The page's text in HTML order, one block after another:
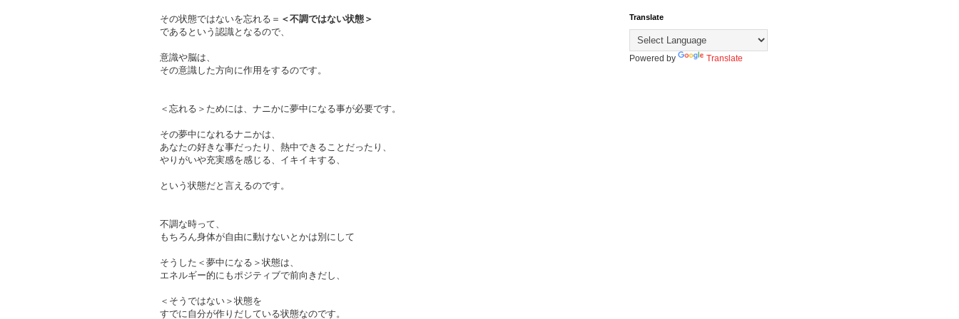
その状態ではないを忘れる＝ ＜不調ではない状態＞
であるという認識となるので、
意識や脳は、
その意識した方向に作用をするのです。
＜忘れる＞ためには、ナニかに夢中になる事が必要です。
その夢中になれるナニかは、
あなたの好きな事だったり、熱中できることだったり、
やりがいや充実感を感じる、イキイキする、
という状態だと言えるのです。
不調な時って、
もちろん身体が自由に動けないとかは別にして
そうした＜夢中になる＞状態は、
エネルギー的にもポジティブで前向きだし、
＜そうではない＞状態を
すでに自分が作りだしている状態なのです。
Translate
Powered by Translate